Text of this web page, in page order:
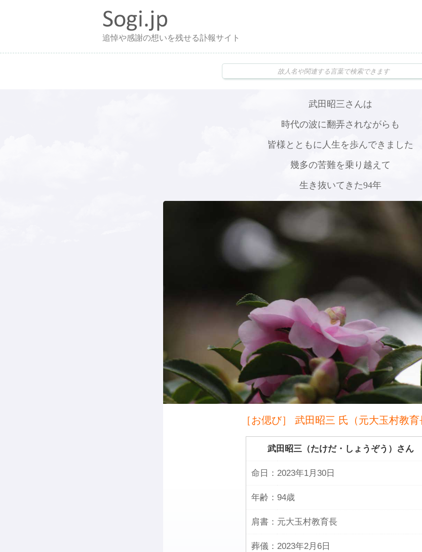
追悼や感謝の想いを残せる訃報サイト
武田昭三さんは
時代の波に翻弄されながらも
皆様とともに人生を歩んできました
幾多の苦難を乗り越えて
生き抜いてきた94年
［お偲び］ 武田昭三 氏（元大玉村教育
武田昭三（たけだ・しょうぞう）さん
命日： 2023年1月30日
年齢： 94歳
肩書： 元大玉村教育長
葬儀： 2023年2月6日